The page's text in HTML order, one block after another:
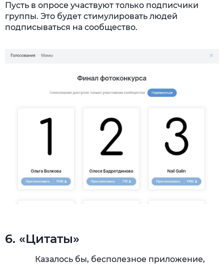
Пусть в опросе участвуют только подписчики
группы. Это будет стимулировать людей
подписываться на сообщество.
6. «Цитаты»
Казалось бы, бесполезное приложение,